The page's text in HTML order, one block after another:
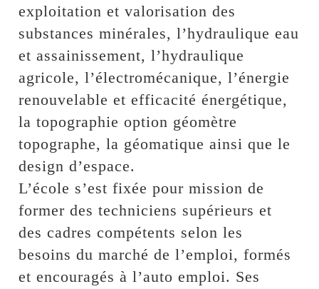
exploitation et valorisation des
substances minérales, l’hydraulique eau
et assainissement, l’hydraulique
agricole, l’électromécanique, l’énergie
renouvelable et efficacité énergétique,
la topographie option géomètre
topographe, la géomatique ainsi que le
design d’espace.
L’école s’est fixée pour mission de
former des techniciens supérieurs et
des cadres compétents selon les
besoins du marché de l’emploi, formés
et encouragés à l’auto emploi. Ses